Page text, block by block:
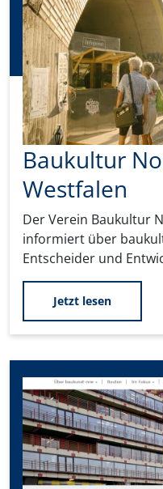
Baukultur
Westfalen
Der Verein Baukultur
informiert über
Entscheider und
Jetzt lesen